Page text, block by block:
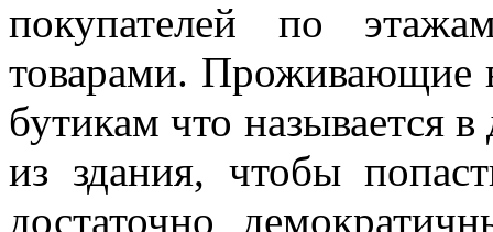
покупателей по
товарами. Проживающие
бутикам что называется
из здания, чтобы
достаточно